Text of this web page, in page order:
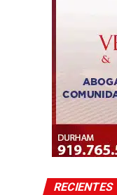
RECIENTES